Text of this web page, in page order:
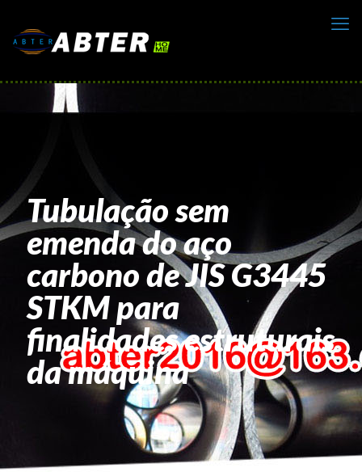
Tubulação sem
emenda do aço
carbono de JIS G3445
STKM para
finalidades estruturais
da máquina